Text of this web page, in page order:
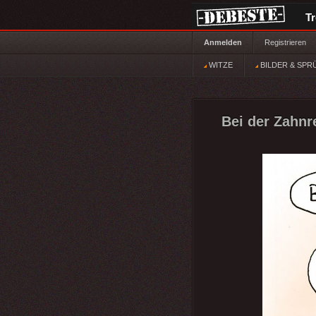
Anmelden Registrieren
WITZE BILDER &
Bei der